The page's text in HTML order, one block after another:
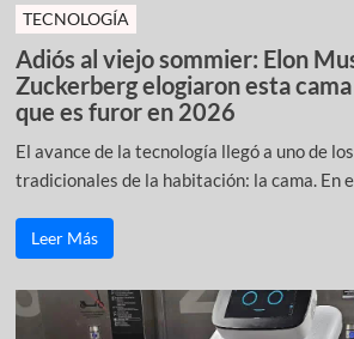
TECNOLOGÍA
Adiós al viejo sommier: Elon
Zuckerberg elogiaron esta
que es furor en 2026
El avance de la tecnología llegó a uno de
tradicionales de la habitación: la cama. En
Leer Más